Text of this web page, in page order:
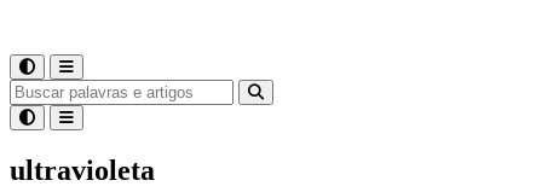
ultravioleta